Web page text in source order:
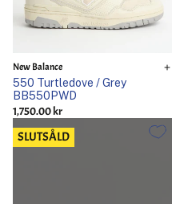
New Balance
550 Turtledove / Grey
BB550PWD
1,750.00 kr
SLUTSÅLD